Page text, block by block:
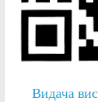
Видача